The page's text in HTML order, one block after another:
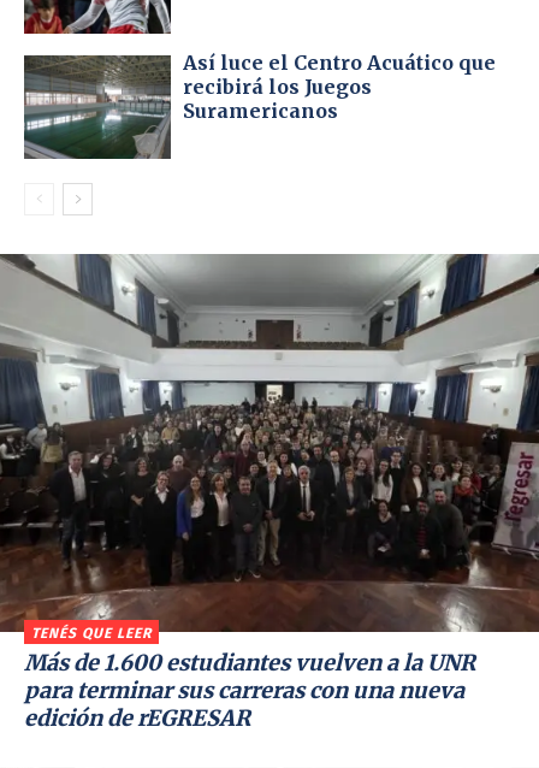
Así luce el Centro Acuático que
recibirá los Juegos
Suramericanos
TENÉS QUE LEER
Más de 1.600 estudiantes vuelven a la UNR
para terminar sus carreras con una nueva
edición de rEGRESAR